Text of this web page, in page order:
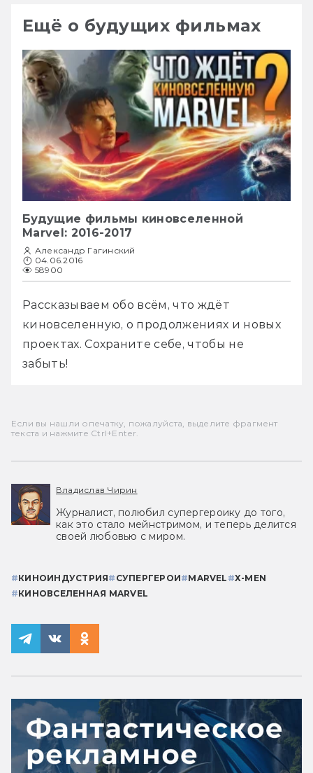
Ещё о будущих фильмах
Будущие фильмы киновселенной
Marvel: 2016-2017
Александр Гагинский
04.06.2016
58900
Рассказываем обо всём, что ждёт
киновселенную, о продолжениях и новых
проектах. Сохраните себе, чтобы не
забыть!
Если вы нашли опечатку, пожалуйста, выделите фрагмент
текста и нажмите Ctrl+Enter.
Владислав Чирин
Журналист, полюбил супергероику до того,
как это стало мейнстримом, и теперь делится
своей любовью с миром.
#КИНОИНДУСТРИЯ# СУПЕРГЕРОИ#MARVEL #X-MEN
#КИНОВСЕЛЕННАЯ MARVEL